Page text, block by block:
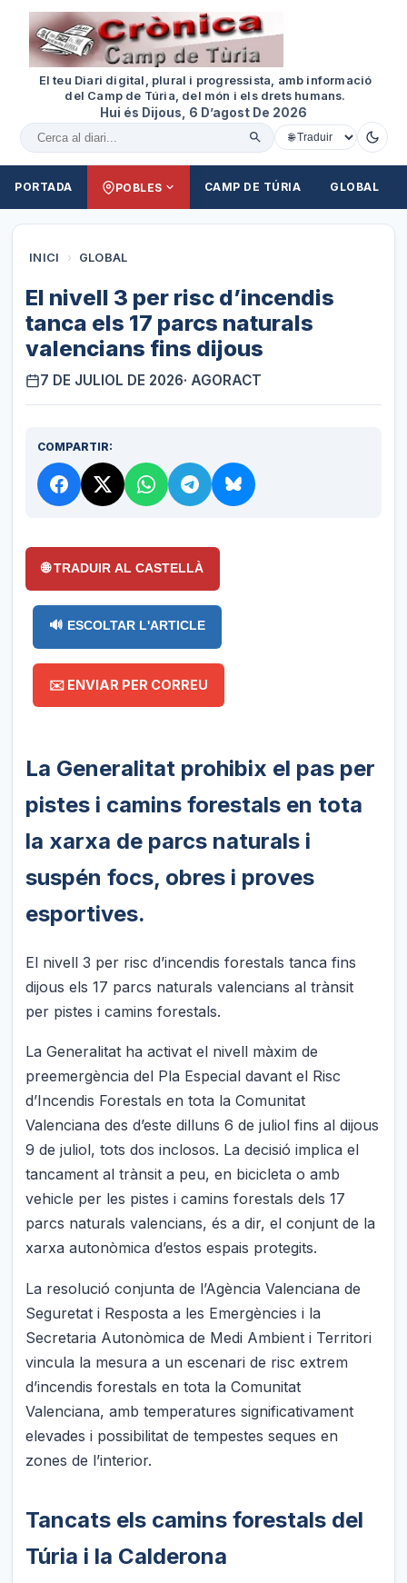
El teu Diari digital, plural i progressista, amb informació
del Camp de Túria, del món i els drets humans.
Hui és Dijous, 6 D’agost De 2026
Cercar al diari
PORTADA POBLES CAMP DE TÚRIA GLOBAL
INICI › GLOBAL
El nivell 3 per risc d’incendis
tanca els 17 parcs naturals
valencians fins dijous
7 DE JULIOL DE 2026· AGORACT
COMPARTIR:
🌐 TRADUIR AL CASTELLÀ
🔊 ESCOLTAR L'ARTICLE
✉️ ENVIAR PER CORREU
La Generalitat prohibix el pas per
pistes i camins forestals en tota
la xarxa de parcs naturals i
suspén focs, obres i proves
esportives.
El nivell 3 per risc d’incendis forestals tanca fins
dijous els 17 parcs naturals valencians al trànsit
per pistes i camins forestals.
La Generalitat ha activat el nivell màxim de
preemergència del Pla Especial davant el Risc
d’Incendis Forestals en tota la Comunitat
Valenciana des d’este dilluns 6 de juliol fins al dijous
9 de juliol, tots dos inclosos. La decisió implica el
tancament al trànsit a peu, en bicicleta o amb
vehicle per les pistes i camins forestals dels 17
parcs naturals valencians, és a dir, el conjunt de la
xarxa autonòmica d’estos espais protegits.
La resolució conjunta de l’Agència Valenciana de
Seguretat i Resposta a les Emergències i la
Secretaria Autonòmica de Medi Ambient i Territori
vincula la mesura a un escenari de risc extrem
d’incendis forestals en tota la Comunitat
Valenciana, amb temperatures significativament
elevades i possibilitat de tempestes seques en
zones de l’interior.
Tancats els camins forestals del
Túria i la Calderona